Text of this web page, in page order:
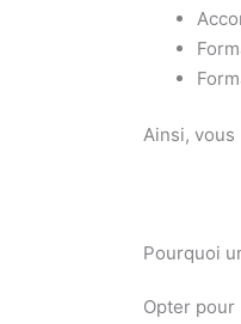
Ainsi,
Pourquoi
Opter